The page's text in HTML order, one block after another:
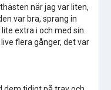
när jag var liten,
var bra, sprang in
extra i och med sin
flera gånger, det var